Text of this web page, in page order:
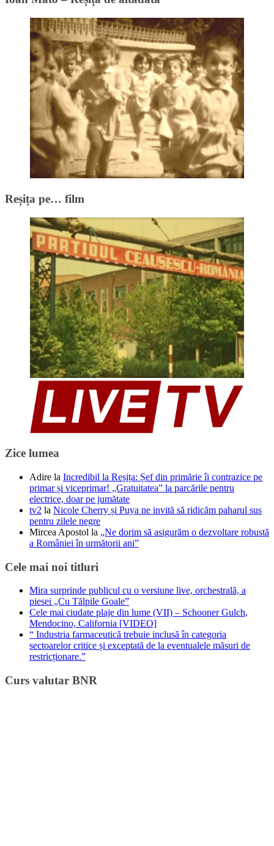
Reșița pe… film
Zice lumea
Adire la Incredibil la Reșița: Șef din primărie îi contrazice pe
primar și viceprimar! „Gratuitatea” la parcările pentru
electrice, doar pe jumătate
tv2 la Nicole Cherry și Puya ne invită să ridicăm paharul sus
pentru zilele negre
Mircea Apostol la „Ne dorim să asigurăm o dezvoltare robustă
a României în următorii ani”
Cele mai noi titluri
Mira surprinde publicul cu o versiune live, orchestrală, a
piesei „Cu Tălpile Goale”
Cele mai ciudate plaje din lume (VII) – Schooner Gulch,
Mendocino, California [VIDEO]
“ Industria farmaceutică trebuie inclusă în categoria
sectoarelor critice și exceptată de la eventualele măsuri de
restricționare.”
Curs valutar BNR